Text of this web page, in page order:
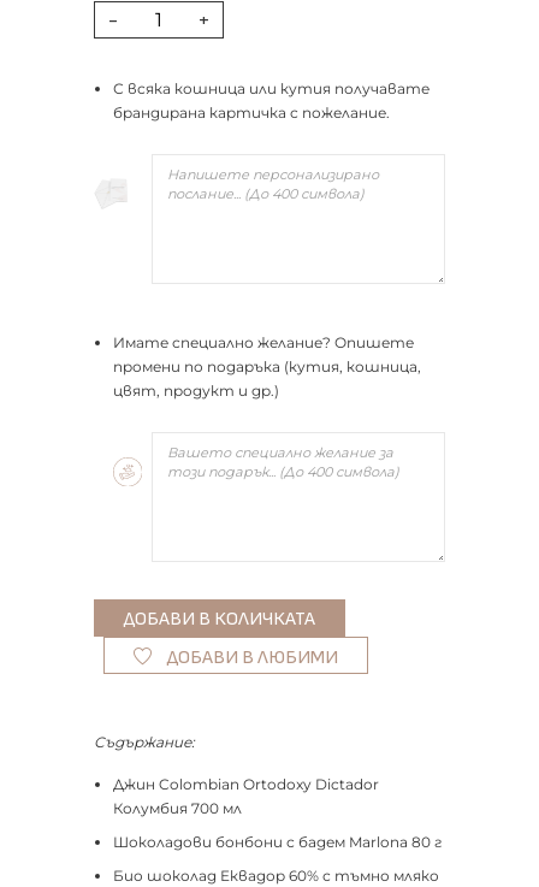
- +
С всяка кошница или кутия получавате
брандирана картичка с пожелание.
Имате специално желание? Опишете
промени по подаръка (кутия, кошница,
цвят, продукт и др.)
ДОБАВИ В ЛЮБИМИ
Съдържание:
Джин Colombian Ortodoxy Dictador
Колумбия 700 мл
Шоколадови бонбони с бадем Marlona 80 г
Био шоколад Еквадор 60% с тъмно мляко